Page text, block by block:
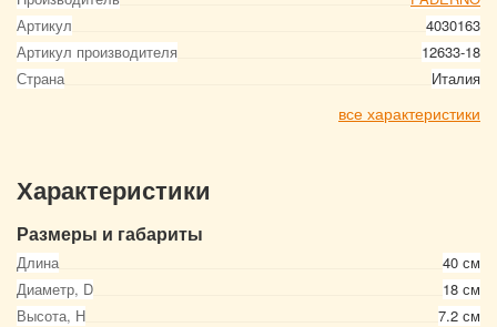
Артикул
4030163
Артикул производителя
12633-18
Страна
Италия
все характеристики
Характеристики
Размеры и габариты
Длина
40 см
Диаметр, D
18 см
Высота, Н
7.2 см